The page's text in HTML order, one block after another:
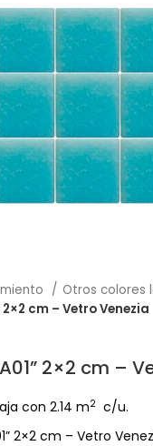
Otros colores
2×2 cm – Vetro Venezia
2×2 cm –
con 2.14 m2 c/u.
2×2 cm – Vetro